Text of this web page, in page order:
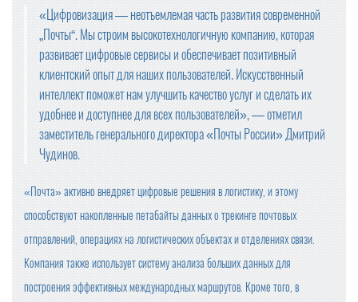
«Цифровизация — неотъемлемая часть развития современной
„Почты“. Мы строим высокотехнологичную компанию, которая
развивает цифровые сервисы и обеспечивает позитивный
клиентский опыт для наших пользователей. Искусственный
интеллект поможет нам улучшить качество услуг и сделать их
удобнее и доступнее для всех пользователей», — отметил
заместитель генерального директора «Почты России» Дмитрий
Чудинов.
«Почта» активно внедряет цифровые решения в логистику, и этому
способствуют накопленные петабайты данных о трекинге почтовых
отправлений, операциях на логистических объектах и отделениях связи.
Компания также использует систему анализа больших данных для
построения эффективных международных маршрутов. Кроме того, в